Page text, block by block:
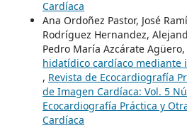
Cardíaca
Ana Ordoñez Pastor, José
Rodríguez Hernandez,
Pedro María Azcárate Agüero,
hidatídico cardíaco
, Revista de Ecocardiografía
de Imagen Cardíaca: Vol. 5
Ecocardiografía Práctica y
Cardíaca